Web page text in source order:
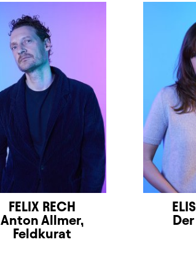
FELIX RECH
Anton Allmer,
Feldkurat